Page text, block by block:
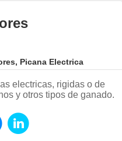
Picana Electrica
electricas, rigidas o de
y otros tipos de ganado.